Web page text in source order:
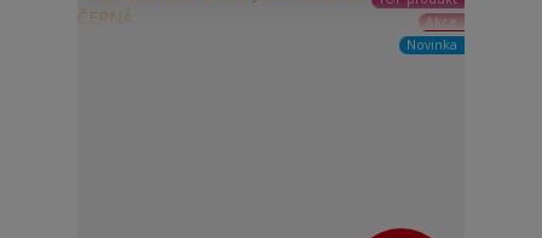
Akce
Novinka